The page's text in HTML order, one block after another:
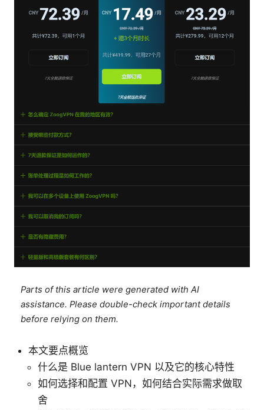
Parts of this article were generated with AI
assistance. Please double-check important details
before relying on them.
本文要点概览
什么是 Blue lantern VPN 以及它的核心特性
如何选择和配置 VPN，如何结合实际需求做取
舍